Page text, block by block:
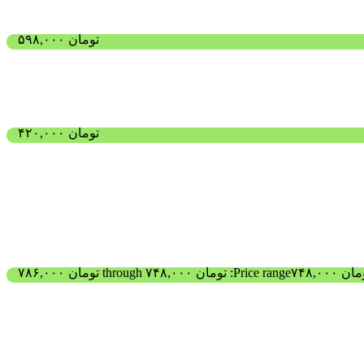
تومان
تومان
Price range: تومان ۷۴۸,۰۰۰ through تومان ۷۸۶,۰۰۰